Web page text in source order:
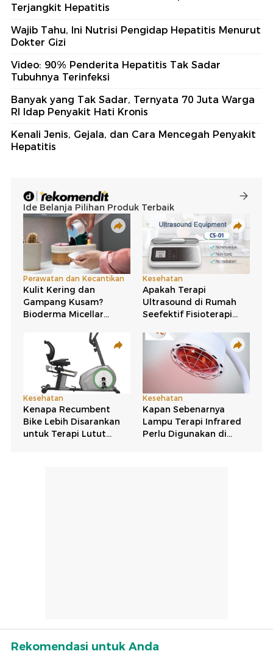
Terjangkit Hepatitis
Wajib Tahu, Ini Nutrisi Pengidap Hepatitis Menurut
Dokter Gizi
Video: 90% Penderita Hepatitis Tak Sadar
Tubuhnya Terinfeksi
Banyak yang Tak Sadar, Ternyata 70 Juta Warga
RI Idap Penyakit Hati Kronis
Kenali Jenis, Gejala, dan Cara Mencegah Penyakit
Hepatitis
Rekomendasi untuk Anda